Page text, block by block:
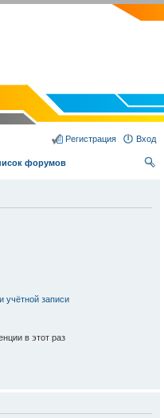
Вход
Регистрация
форумов
учётной записи
в этот раз